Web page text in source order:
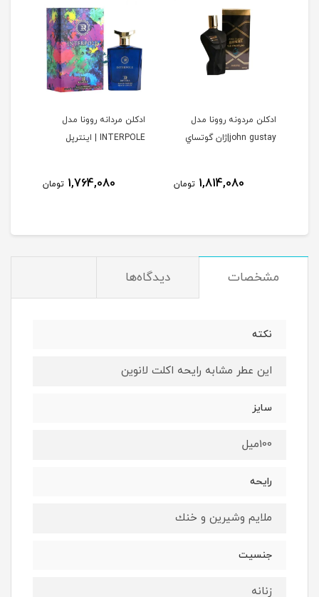
ادكلن مردونه روونا مدل
john gustay|ژان گوتساي
1,814,080 تومان
ادكلن مردانه روونا مدل
INTERPOLE | اينترپل
1,764,080 تومان
مشخصات دیدگاه‌ها
نكته
اين عطر مشابه رايحه اكلت لانوين
سايز
100ميل
رايحه
ملايم وشيرين و خنك
جنسيت
زنانه